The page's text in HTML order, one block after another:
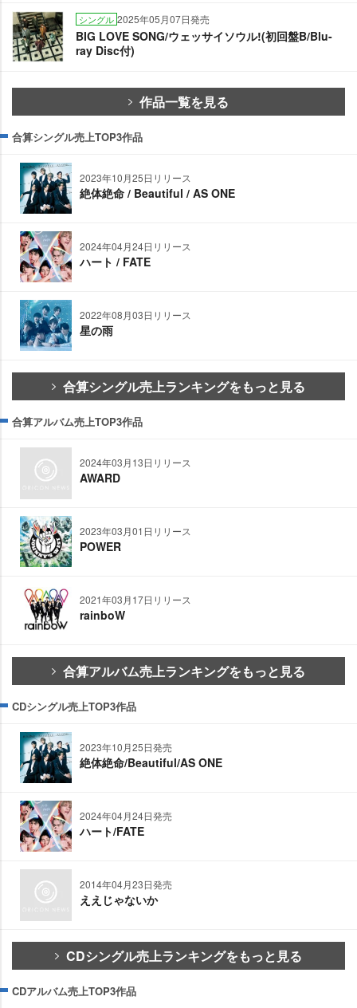
シングル 2025年05月07日発売
BIG LOVE SONG/ウェッサイソウル!(初回盤B/Blu-
ray Disc付)
作品一覧を見る
合算シングル売上TOP3作品
2023年10月25日リリース
絶体絶命 / Beautiful / AS ONE
2024年04月24日リリース
ハート / FATE
2022年08月03日リリース
星の雨
合算シングル売上ランキングをもっと見る
合算アルバム売上TOP3作品
2024年03月13日リリース
AWARD
2023年03月01日リリース
POWER
2021年03月17日リリース
rainboW
合算アルバム売上ランキングをもっと見る
CDシングル売上TOP3作品
2023年10月25日発売
絶体絶命/Beautiful/AS ONE
2024年04月24日発売
ハート/FATE
2014年04月23日発売
ええじゃないか
CDシングル売上ランキングをもっと見る
CDアルバム売上TOP3作品